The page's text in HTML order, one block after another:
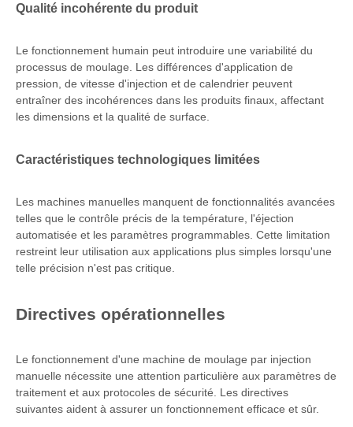
Qualité incohérente du produit
Le fonctionnement humain peut introduire une variabilité du
processus de moulage. Les différences d'application de
pression, de vitesse d'injection et de calendrier peuvent
entraîner des incohérences dans les produits finaux, affectant
les dimensions et la qualité de surface.
Caractéristiques technologiques limitées
Les machines manuelles manquent de fonctionnalités avancées
telles que le contrôle précis de la température, l'éjection
automatisée et les paramètres programmables. Cette limitation
restreint leur utilisation aux applications plus simples lorsqu'une
telle précision n'est pas critique.
Directives opérationnelles
Le fonctionnement d'une machine de moulage par injection
manuelle nécessite une attention particulière aux paramètres de
traitement et aux protocoles de sécurité. Les directives
suivantes aident à assurer un fonctionnement efficace et sûr.